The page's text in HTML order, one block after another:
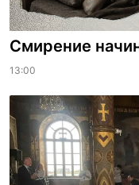
Смирение
13:00